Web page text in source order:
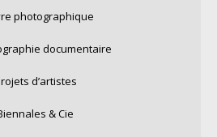
photographique
documentaire
d’artistes
& Cie